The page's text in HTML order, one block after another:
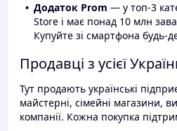
Додаток Prom — у топ-3
Store і має понад 10 млн
Купуйте зі смартфона будь-
Продавці з усієї
Тут продають українські
майстерні, сімейні магазини,
компанії. Кожна покупка